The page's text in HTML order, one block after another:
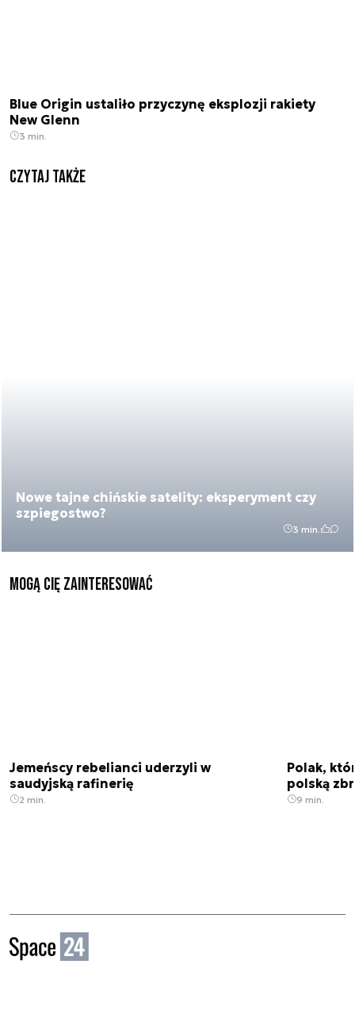
Blue Origin ustaliło przyczynę eksplozji rakiety
New Glenn
3 min.
Czytaj także
Nowe tajne chińskie satelity: eksperyment czy
szpiegostwo?
3 min.
Mogą Cię zainteresować
Jemeńscy rebelianci uderzyli w
saudyjską rafinerię
2 min.
Polak,
polską
9 min.